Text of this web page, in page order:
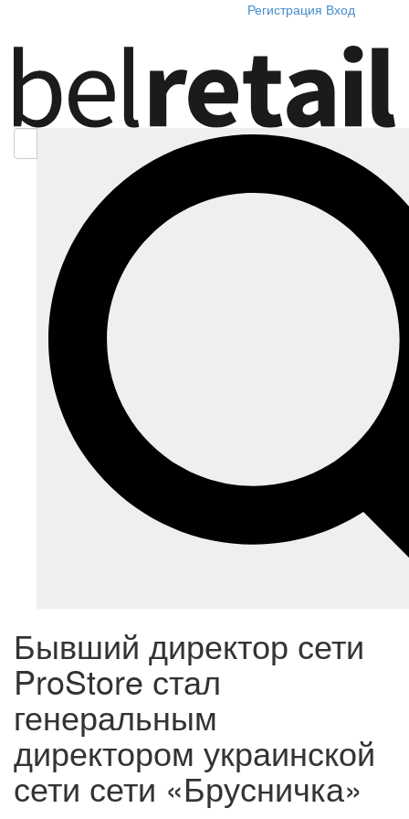
Регистрация Вход
Бывший директор сети
ProStore стал
генеральным
директором украинской
сети сети «Брусничка»